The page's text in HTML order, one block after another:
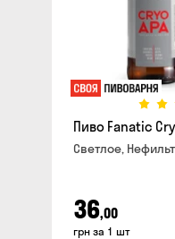
Пиво Fanatic
Светлое,
36,00
грн за 1 шт